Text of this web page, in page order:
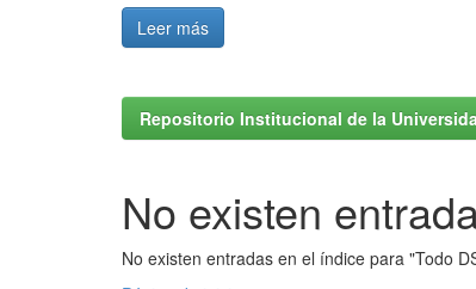
Leer más
Repositorio Institucional de la
No existen
No existen entradas en el índice para "Todo